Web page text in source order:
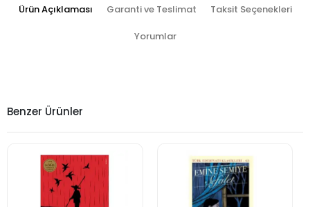
Ürün Açıklaması Garanti ve Teslimat Taksit Seçenekleri
Yorumlar
Benzer Ürünler